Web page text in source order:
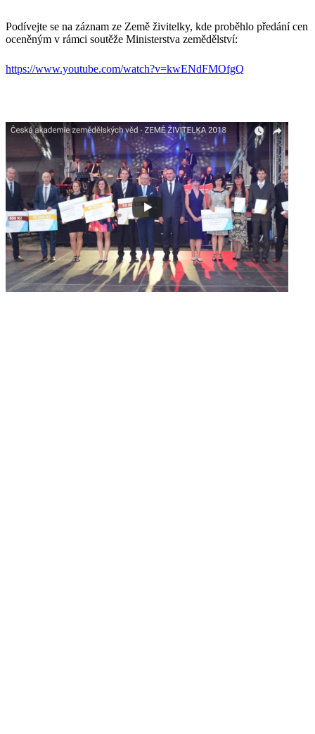
Podívejte se na záznam ze Země živitelky, kde proběhlo předání cen
oceněným v rámci soutěže Ministerstva zemědělství:
https://www.youtube.com/watch?v=kwENdFMOfgQ